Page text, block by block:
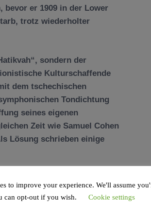
bevor er 1909 in der Lower
trotz wiederholter
sondern der
Kulturschaffende
dem tschechischen
Tondichtung
seines eigenen
Zeit wie Samuel Cohen
Lösung schrieben einige
Gelehrte
des 20. Jahrhunderts
to improve your experience. We'll assume
can opt-out if you wish.
Cookie settings